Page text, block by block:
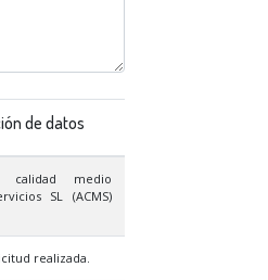
de datos
calidad medio
SL (ACMS)
realizada.